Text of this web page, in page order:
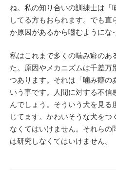
ね。私の知り合いの訓練士は「
してる方もおられます。でも
か原因があるから嚙むようにな
私はこれまで多くの噛み癖のあ
た。原因やメカニズムは千差万
つあります。それは「噛み癖の
いう事です。人間に対する不信
んでしょう。そういう犬を見
じてます。かわいそうな犬をつ
なくてはいけません。それらの
は研究しなくてはいけません。